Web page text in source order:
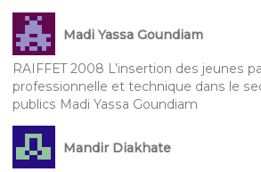
Madi Yassa Goundiam
RAIFFET 2008 L’insertion des jeunes
professionnelle et technique dans le
publics Madi Yassa Goundiam
Mandir Diakhate